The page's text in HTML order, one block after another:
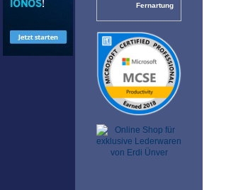
Fernartung